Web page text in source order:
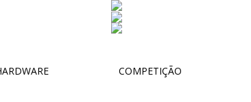
COMPETIÇÃO